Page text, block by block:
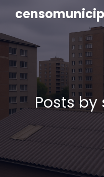
Posts by